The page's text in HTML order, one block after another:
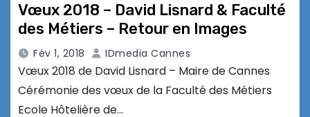
Vœux 2018 – David Lisnard & Faculté
des Métiers – Retour en Images
Fév 1, 2018 IDmedia Cannes
Vœux 2018 de David Lisnard – Maire de Cannes
Cérémonie des vœux de la Faculté des Métiers
Ecole Hôtelière de…